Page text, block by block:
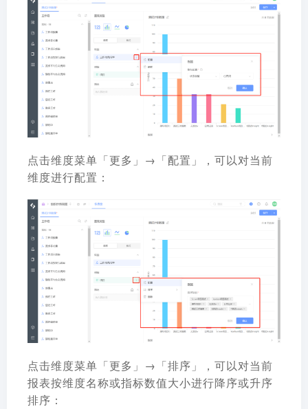
点击维度菜单「更多」→「配置」，可以对当前
维度进行配置：
点击维度菜单「更多」→「排序」，可以对当前
报表按维度名称或指标数值大小进行降序或升序
排序：